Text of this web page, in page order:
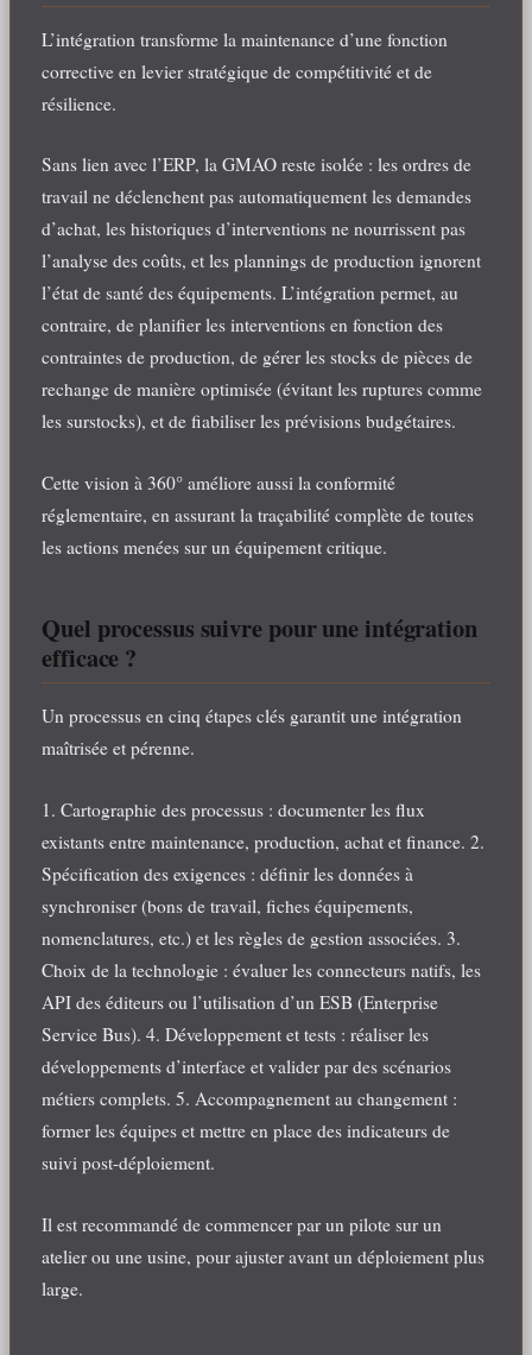
L’intégration transforme la maintenance d’une fonction
corrective en levier stratégique de compétitivité et de
résilience.
Sans lien avec l’ERP, la GMAO reste isolée : les ordres de
travail ne déclenchent pas automatiquement les demandes
d’achat, les historiques d’interventions ne nourrissent pas
l’analyse des coûts, et les plannings de production ignorent
l’état de santé des équipements. L’intégration permet, au
contraire, de planifier les interventions en fonction des
contraintes de production, de gérer les stocks de pièces de
rechange de manière optimisée (évitant les ruptures comme
les surstocks), et de fiabiliser les prévisions budgétaires.
Cette vision à 360° améliore aussi la conformité
réglementaire, en assurant la traçabilité complète de toutes
les actions menées sur un équipement critique.
Quel processus suivre pour une intégration
efficace ?
Un processus en cinq étapes clés garantit une intégration
maîtrisée et pérenne.
1. Cartographie des processus : documenter les flux
existants entre maintenance, production, achat et finance. 2.
Spécification des exigences : définir les données à
synchroniser (bons de travail, fiches équipements,
nomenclatures, etc.) et les règles de gestion associées. 3.
Choix de la technologie : évaluer les connecteurs natifs, les
API des éditeurs ou l’utilisation d’un ESB (Enterprise
Service Bus). 4. Développement et tests : réaliser les
développements d’interface et valider par des scénarios
métiers complets. 5. Accompagnement au changement :
former les équipes et mettre en place des indicateurs de
suivi post-déploiement.
Il est recommandé de commencer par un pilote sur un
atelier ou une usine, pour ajuster avant un déploiement plus
large.